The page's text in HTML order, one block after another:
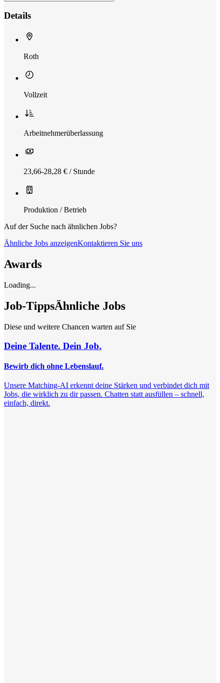
Details
Roth
Vollzeit
Arbeitnehmerüberlassung
23,66-28,28 € / Stunde
Produktion / Betrieb
Auf der Suche nach ähnlichen Jobs?
Ähnliche Jobs anzeigenKontaktieren Sie uns
Awards
Loading...
Job-TippsÄhnliche Jobs
Diese und weitere Chancen warten auf Sie
Deine Talente. Dein Job.
Bewirb dich ohne Lebenslauf.
Unsere Matching-AI erkennt deine Stärken und verbindet dich mit
Jobs, die wirklich zu dir passen. Chatten statt ausfüllen – schnell,
einfach, direkt.